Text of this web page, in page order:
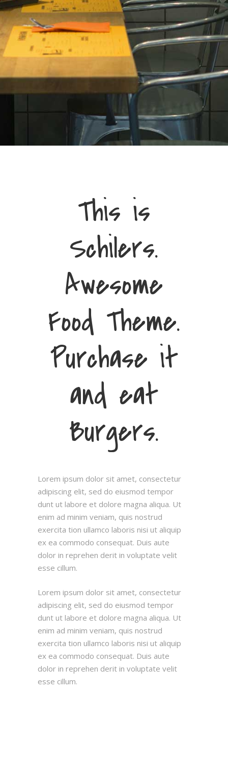
This is
Schilers.
Awesome
Food Theme.
Purchase it
and eat
Burgers.
Lorem ipsum dolor sit amet, consectetur
adipiscing elit, sed do eiusmod tempor
dunt ut labore et dolore magna aliqua. Ut
enim ad minim veniam, quis nostrud
exercita tion ullamco laboris nisi ut aliquip
ex ea commodo consequat. Duis aute
dolor in reprehen derit in voluptate velit
esse cillum.
Lorem ipsum dolor sit amet, consectetur
adipiscing elit, sed do eiusmod tempor
dunt ut labore et dolore magna aliqua. Ut
enim ad minim veniam, quis nostrud
exercita tion ullamco laboris nisi ut aliquip
ex ea commodo consequat. Duis aute
dolor in reprehen derit in voluptate velit
esse cillum.